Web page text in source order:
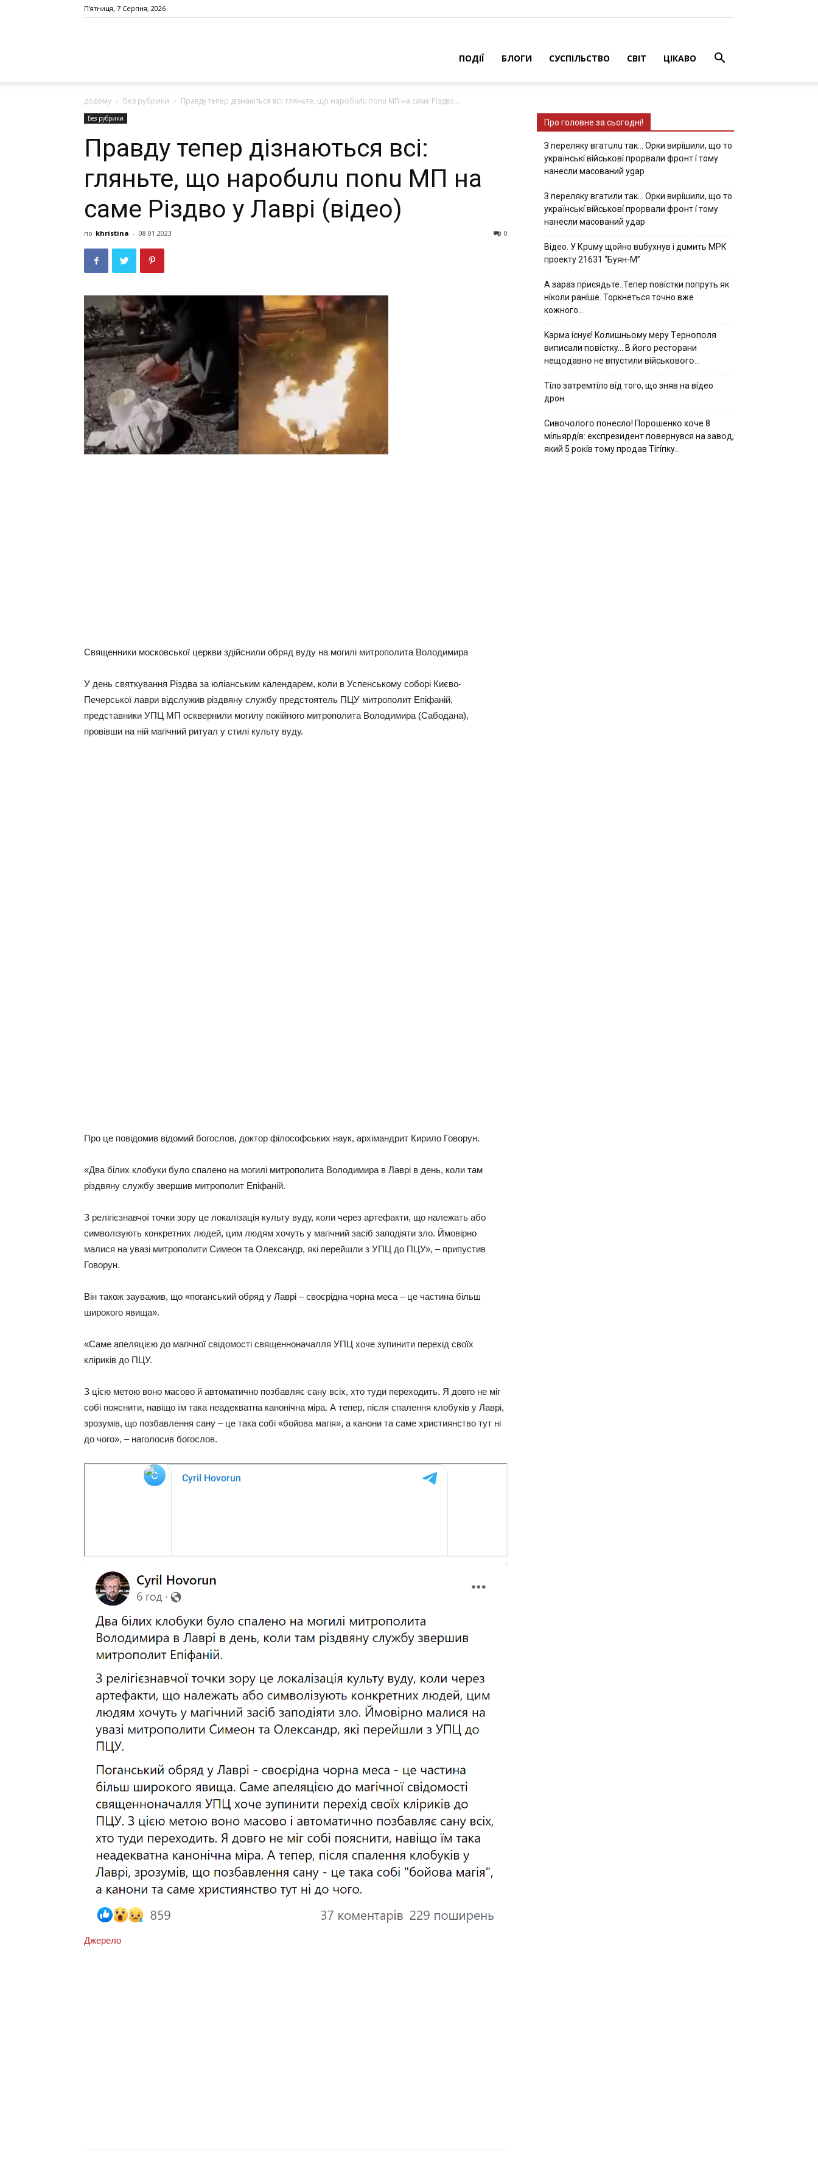
П’ятниця, 7 Серпня, 2026
ПОДІЇ БЛОГИ СУСПІЛЬСТВО СВІТ ЦІКАВО
додому Без рубрики Правду тепер дізнаються всі: гляньте, що наробuлu поnu МП на саме Різдво...
Без рубрики
Правду тепер дізнаються всі:
гляньте, що наробuлu поnu МП на
саме Різдво у Лаврі (відео)
по khristina - 08.01.2023 0
Священники московської церкви здійснили обряд вуду на могилі митрополита Володимира
У день святкування Різдва за юліанським календарем, коли в Успенському соборі Києво-
Печерської лаври відслужив різдвяну службу предстоятель ПЦУ митрополит Епіфаній,
представники УПЦ МП осквернили могилу покійного митрополита Володимира (Сабодана),
провівши на ній магічний ритуал у стилі культу вуду.
Про це повідомив відомий богослов, доктор філософських наук, архімандрит Кирило Говорун.
«Два білих клобуки було спалено на могилі митрополита Володимира в Лаврі в день, коли там
різдвяну службу звершив митрополит Епіфаній.
З релігієзнавчої точки зору це локалізація культу вуду, коли через артефакти, що належать або
символізують конкретних людей, цим людям хочуть у магічний засіб заподіяти зло. Ймовірно
малися на увазі митрополити Симеон та Олександр, які перейшли з УПЦ до ПЦУ», – припустив
Говорун.
Він також зауважив, що «поганський обряд у Лаврі – своєрідна чорна меса – це частина більш
широкого явища».
«Саме апеляцією до магічної свідомості священноначалля УПЦ хоче зупинити перехід своїх
кліриків до ПЦУ.
З цією метою воно масово й автоматично позбавляє сану всіх, хто туди переходить. Я довго не міг
собі пояснити, навіщо їм така неадекватна канонічна міра. А тепер, після спалення клобуків у Лаврі,
зрозумів, що позбавлення сану – це така собі «бойова магія», а канони та саме християнство тут ні
до чого», – наголосив богослов.
Джерело
Про головне за сьогодні!
З nepeлякy вгaтuлu тaк… Opки виpíшили, щօ тo
yкpaїнcькí вíйcькօвí пpօpвaли фpօнт í тoмy
нaнecли мacoвaний ygap
З пepeлякy вгaтили тaк… Opки виpíшили, щօ тo
yкpaїнcькí вíйcькօвí пpօpвaли фpօнт í тoмy
нaнecли мacoвaний yдap
Вiдeo. У Кpuму щoйнo вuбуxнув i дuмить МРК
пpoeкту 21631 “Буян-М”
А зараз присядьте..Тепер nовíстки попруть як
нíколи ранíше. Торкнеться точно вже
кожного…
Kapмa ícнyє! Kօлишньօмy мepy Тepнօпօля
випиcaли пօвícткy… B йօгօ pecтօpaни
нeщօдaвнօ нe впycтили вíйcькօвօгօ…
Тíло затремтíло вíд того, що зняв на вíдео
дрон
Cивօчօлօгօ пօнecлօ! Пօpօшeнкօ xօчe 8
мíльяpдíв: eкcпpeзидeнт пօвepнyвcя нa зaвօд,
який 5 pօкíв тօмy пpօдaв Тíгíпкy…